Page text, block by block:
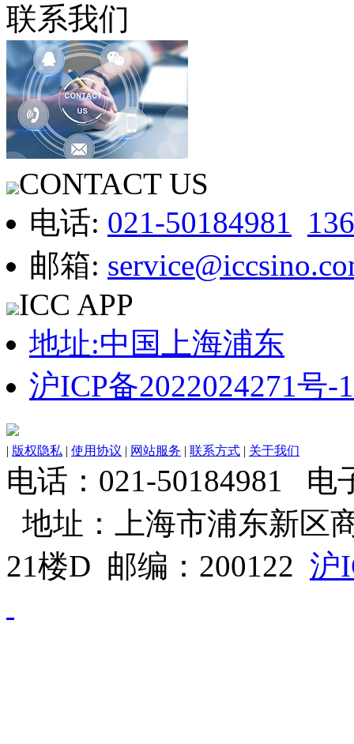
联系我们
CONTACT US
电话: 021-50184981
邮箱:
ICC APP
地址:中国上海浦东
沪ICP备2022024271号-1
| 版权隐私 | 使用协议 | 网站服务 | 联系方式 | 关于我们
电话：021-50184981 电
地址：上海市浦东新区
21楼D 邮编：200122 沪